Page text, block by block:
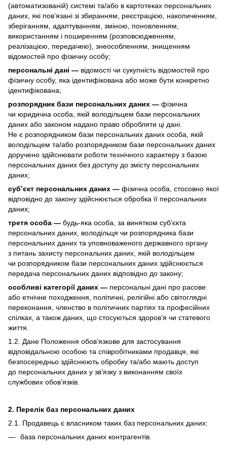
(автоматизованій) системі та/або в картотеках персональних
даних, які пов’язані зі збиранням, реєстрацією, накопиченням,
зберіганням, адаптуванням, зміною, поновленням,
використанням і поширенням (розповсюдженням,
реалізацією, передачею), знеособленням, знищенням
відомостей про фізичну особу;
персональні дані — відомості чи сукупність відомостей про
фізичну особу, яка ідентифікована або може бути конкретно
ідентифікована;
розпорядник бази персональних даних — фізична
чи юридична особа, якій володільцем бази персональних
даних або законом надано право обробляти ці дані.
Не є розпорядником бази персональних даних особа, якій
володільцем та/або розпорядником бази персональних даних
доручено здійснювати роботи технічного характеру з базою
персональних даних без доступу до змісту персональних
даних;
суб’єкт персональних даних — фізична особа, стосовно якої
відповідно до закону здійснюється обробка її персональних
даних;
третя особа — будь-яка особа, за винятком суб’єкта
персональних даних, володільця чи розпорядника бази
персональних даних та уповноваженого державного органу
з питань захисту персональних даних, якій володільцем
чи розпорядником бази персональних даних здійснюється
передача персональних даних відповідно до закону;
особливі категорії даних — персональні дані про расове
або етнічне походження, політичні, релігійні або світоглядні
переконання, членство в політичних партіях та професійних
спілках, а також даних, що стосуються здоров’я чи статевого
життя.
1.2. Дане Положення обов’язкове для застосування
відповідальною особою та співробітниками продавця, які
безпосередньо здійснюють обробку та/або мають доступ
до персональних даних у зв’язку з виконанням своїх
службових обов’язків.
2. Перелік баз персональних даних
2.1. Продавець є власником таких баз персональних даних:
база персональних даних контрагентів.